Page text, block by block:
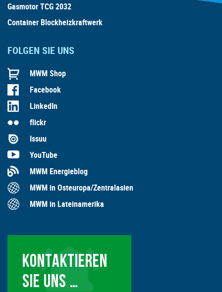
Gasmotor TCG 2032
Container Blockheizkraftwerk
FOLGEN SIE UNS
MWM Shop
Facebook
LinkedIn
flickr
Issuu
YouTube
MWM Energieblog
MWM in Osteuropa/Zentralasien
MWM in Lateinamerika
KONTAKTIEREN
SIE UNS …